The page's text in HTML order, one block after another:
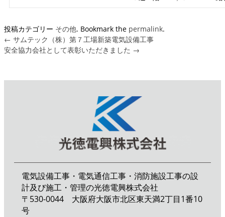
投稿カテゴリー その他. Bookmark the permalink.
← サムテック（株）第７工場新築電気設備工事
安全協力会社として表彰いただきました →
電気設備工事・電気通信工事・消防施設工事の設
計及び施工・管理の光徳電興株式会社
〒530-0044 大阪府大阪市北区東天満2丁目1番10
号